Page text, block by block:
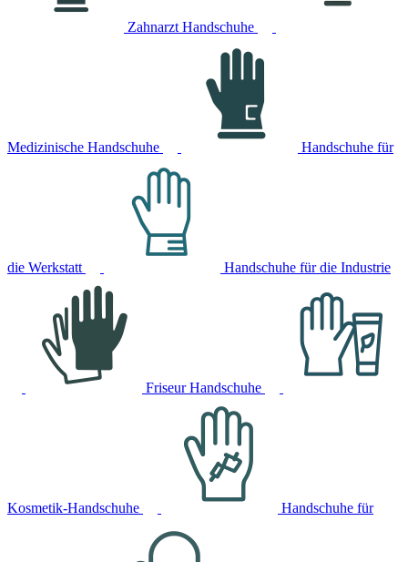
Zahnarzt Handschuhe
Medizinische Handschuhe Handschuhe für
die Werkstatt Handschuhe für die Industrie
Friseur Handschuhe
Kosmetik-Handschuhe Handschuhe für